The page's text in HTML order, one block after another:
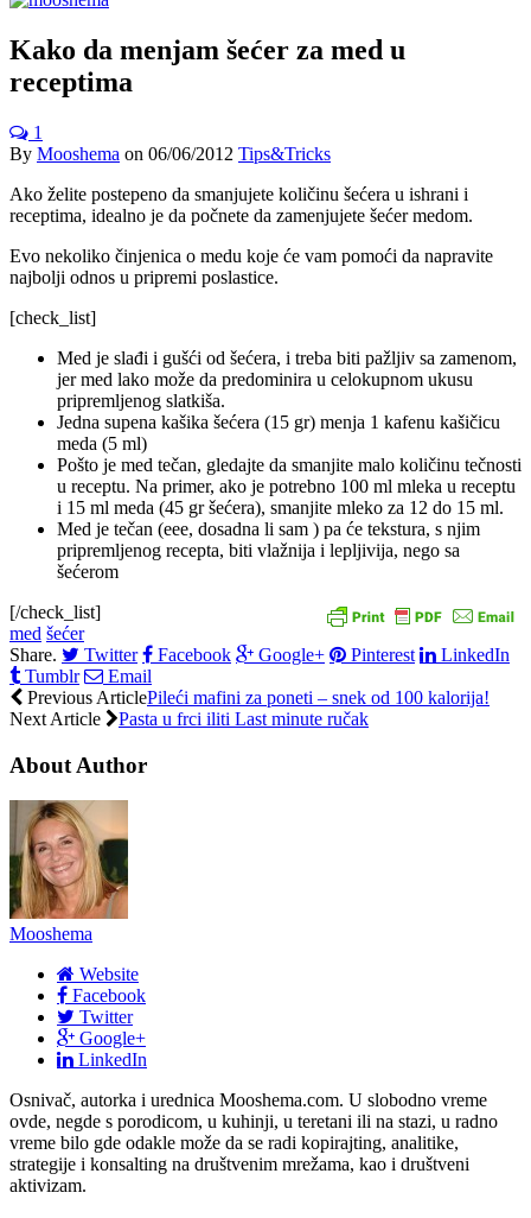
Kako da menjam šećer za med u
receptima
1
By Mooshema on 06/06/2012 Tips&Tricks
Ako želite postepeno da smanjujete količinu šećera u ishrani i
receptima, idealno je da počnete da zamenjujete šećer medom.
Evo nekoliko činjenica o medu koje će vam pomoći da napravite
najbolji odnos u pripremi poslastice.
[check_list]
Med je slađi i gušći od šećera, i treba biti pažljiv sa zamenom,
jer med lako može da predominira u celokupnom ukusu
pripremljenog slatkiša.
Jedna supena kašika šećera (15 gr) menja 1 kafenu kašičicu
meda (5 ml)
Pošto je med tečan, gledajte da smanjite malo količinu tečnosti
u receptu. Na primer, ako je potrebno 100 ml mleka u receptu
i 15 ml meda (45 gr šećera), smanjite mleko za 12 do 15 ml.
Med je tečan (eee, dosadna li sam ) pa će tekstura, s njim
pripremljenog recepta, biti vlažnija i lepljivija, nego sa
šećerom
[/check_list]
med šećer
Share.
Twitter Facebook Google+ Pinterest
LinkedIn
Tumblr
Email
Previous ArticlePileći mafini za poneti – snek od 100 kalorija!
Next Article
Pasta u frci iliti Last minute ručak
About Author
Mooshema
Website
Facebook
Twitter
Google+
LinkedIn
Osnivač, autorka i urednica Mooshema.com. U slobodno vreme
ovde, negde s porodicom, u kuhinji, u teretani ili na stazi, u radno
vreme bilo gde odakle može da se radi kopirajting, analitike,
strategije i konsalting na društvenim mrežama, kao i društveni
aktivizam.